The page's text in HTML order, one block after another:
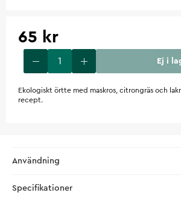
65 kr
Ej i
Ekologiskt örtte med maskros, citrongräs och
recept.
Användning
Specifikationer